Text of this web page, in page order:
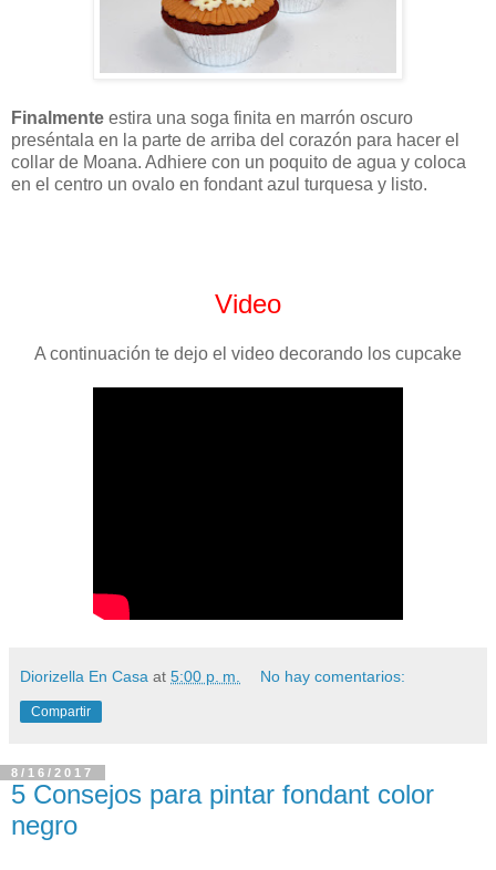
Finalmente estira una soga finita en marrón oscuro
preséntala en la parte de arriba del corazón para hacer el
collar de Moana. Adhiere con un poquito de agua y coloca
en el centro un ovalo en fondant azul turquesa y listo.
Video
A continuación te dejo el video decorando los cupcake
Diorizella En Casa at 5:00 p. m. No hay comentarios:
Compartir
8/16/2017
5 Consejos para pintar fondant color
negro